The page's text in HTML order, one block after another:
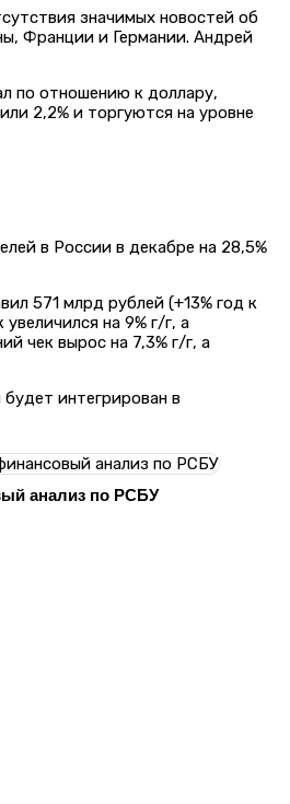
значимых новостей об
Франции и Германии. Андрей
по отношению к доллару,
2,2% и торгуются на уровне
в России в декабре на 28,5%
571 млрд рублей (+13% год к
на 9% г/г, а
чек вырос на 7,3% г/г, а
интегрирован в
анализ по РСБУ